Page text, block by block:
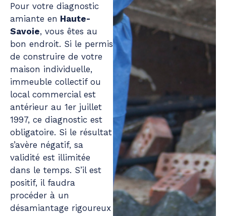
Pour votre diagnostic
amiante en Haute-
Savoie, vous êtes au
bon endroit. Si le permis
de construire de votre
maison individuelle,
immeuble collectif ou
local commercial est
antérieur au 1er juillet
1997, ce diagnostic est
obligatoire. Si le résultat
s’avère négatif, sa
validité est illimitée
dans le temps. S’il est
positif, il faudra
procéder à un
désamiantage rigoureux